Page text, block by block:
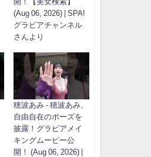
開！【美女検索】
(Aug 06, 2026) | SPA!
グラビアチャンネル
さんより
穂波あみ - 穂波あみ、
自由自在のポーズを
披露！グラビアメイ
キングムービー公
開！ (Aug 06, 2026) |